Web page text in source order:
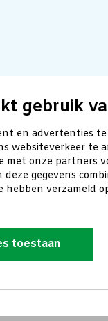
gebruik
en advertenties
websiteverkeer te
met onze partners
gegevens
verzameld
toestaan